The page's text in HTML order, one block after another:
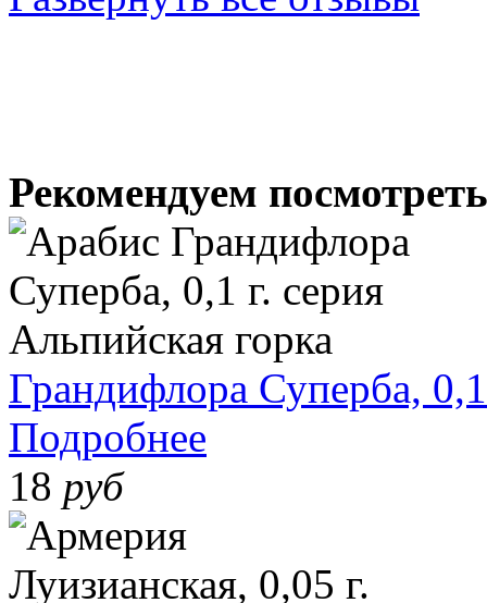
Рекомендуем посмотреть
Грандифлора Суперба,
Подробнее
18 руб